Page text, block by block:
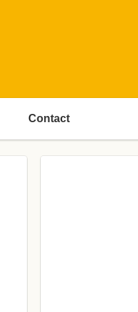
Contact